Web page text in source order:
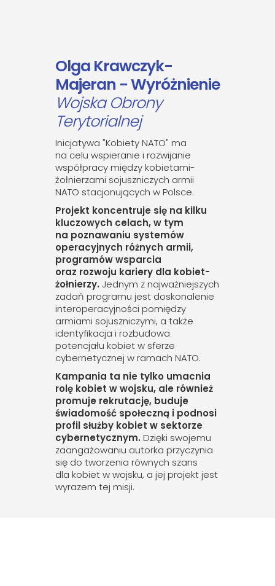
Olga Krawczyk-
Majeran - Wyróżnienie
Wojska Obrony
Terytorialnej
Inicjatywa "Kobiety NATO" ma
na celu wspieranie i rozwijanie
współpracy między kobietami-
żołnierzami sojuszniczych armii
NATO stacjonujących w Polsce.
Projekt koncentruje się na kilku
kluczowych celach, w tym
na poznawaniu systemów
operacyjnych różnych armii,
programów wsparcia
oraz rozwoju kariery dla kobiet-
żołnierzy. Jednym z najważniejszych
zadań programu jest doskonalenie
interoperacyjności pomiędzy
armiami sojuszniczymi, a także
identyfikacja i rozbudowa
potencjału kobiet w sferze
cybernetycznej w ramach NATO.
Kampania ta nie tylko umacnia
rolę kobiet w wojsku, ale również
promuje rekrutację, buduje
świadomość społeczną i podnosi
profil służby kobiet w sektorze
cybernetycznym. Dzięki swojemu
zaangażowaniu autorka przyczynia
się do tworzenia równych szans
dla kobiet w wojsku, a jej projekt jest
wyrazem tej misji.